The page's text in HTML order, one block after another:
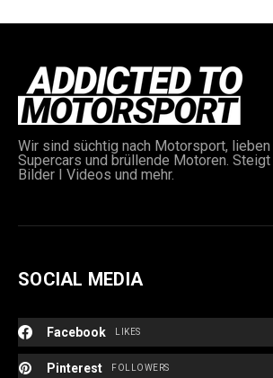
Wir sind süchtig nach Motorsport,
Supercars und brüllende Motoren.
Bilder I Videos und mehr.
SOCIAL MEDIA
Facebook LIKES
Pinterest FOLLOWERS